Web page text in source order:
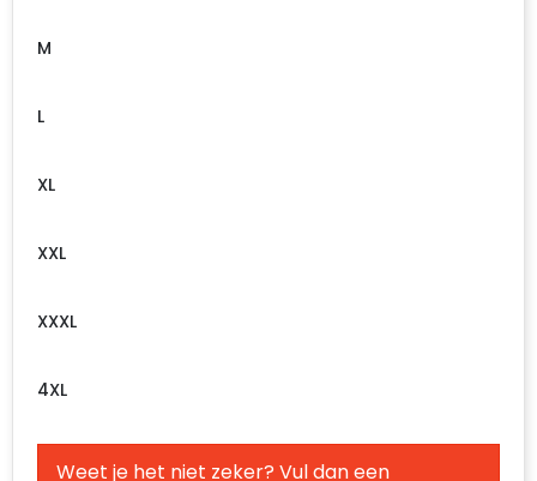
M
L
XL
XXL
XXXL
4XL
Weet je het niet zeker? Vul dan een